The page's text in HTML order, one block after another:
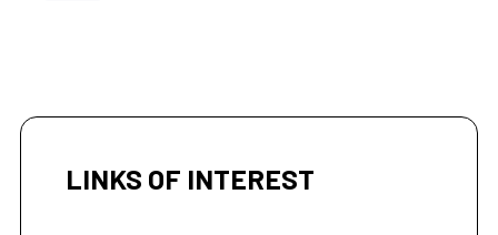
LINKS OF INTEREST